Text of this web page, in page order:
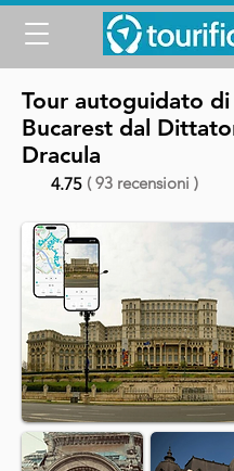
Tour autoguidato di
Bucarest dal
Dracula
4.75 ( 93 recensioni )